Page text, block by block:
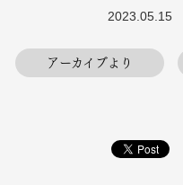
2023.05.15
アーカイブより